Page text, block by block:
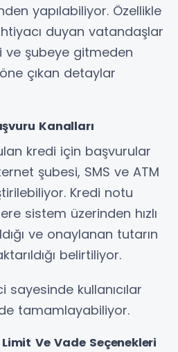
yapılabiliyor. Özellikle
duyan vatandaşlar
ve şubeye gitmeden
çıkan detaylar
Kanalları
kredi için başvurular
şubesi, SMS ve ATM
Kredi notu
sistem üzerinden hızlı
ve onaylanan tutarın
belirtiliyor.
kullanıcılar
tamamlayabiliyor.
Ve Vade Seçenekleri